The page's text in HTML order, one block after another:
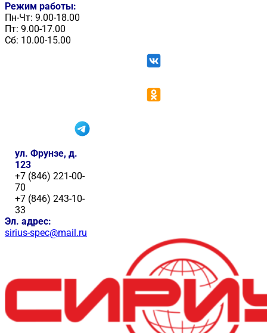
Режим работы:
Пн-Чт: 9.00-18.00
Пт: 9.00-17.00
Сб: 10.00-15.00
ул. Фрунзе, д.
123
+7 (846) 221-00-
70
+7 (846) 243-10-
33
Эл. адрес:
sirius-spec@mail.ru